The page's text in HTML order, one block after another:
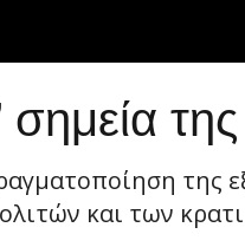
της
και των